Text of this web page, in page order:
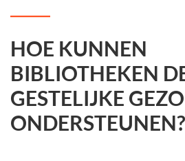
HOE KUNNEN
BIBLIOTHEKEN
GESTELIJKE
ONDERSTEUNEN?